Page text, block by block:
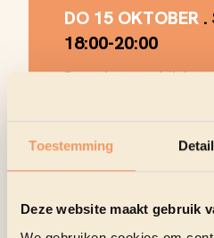
Toestemming
Deze website maakt gebruik
DO 15 OKTOBER .
18:00-20:00
Beperkt aantal tickets
Koop tickets